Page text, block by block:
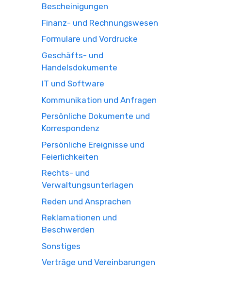
Bescheinigungen
Finanz- und Rechnungswesen
Formulare und Vordrucke
Geschäfts- und
Handelsdokumente
IT und Software
Kommunikation und Anfragen
Persönliche Dokumente und
Korrespondenz
Persönliche Ereignisse und
Feierlichkeiten
Rechts- und
Verwaltungsunterlagen
Reden und Ansprachen
Reklamationen und
Beschwerden
Sonstiges
Verträge und Vereinbarungen